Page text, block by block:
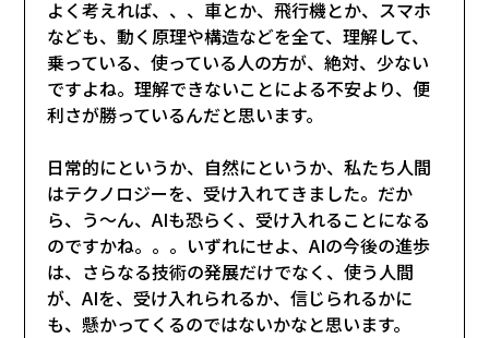
よく考えれば、、、車とか、飛行機とか、スマホ
なども、動く原理や構造などを全て、理解して、
乗っている、使っている人の方が、絶対、少ない
ですよね。理解できないことによる不安より、便
利さが勝っているんだと思います。
日常的にというか、自然にというか、私たち人間
はテクノロジーを、受け入れてきました。だか
ら、う～ん、AIも恐らく、受け入れることになる
のですかね。。。いずれにせよ、AIの今後の進歩
は、さらなる技術の発展だけでなく、使う人間
が、AIを、受け入れられるか、信じられるかに
も、懸かってくるのではないかなと思います。